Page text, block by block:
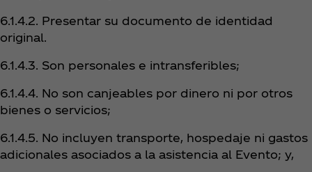
6.1.4.2. Presentar su documento de identidad
original.
6.1.4.3. Son personales e intransferibles;
6.1.4.4. No son canjeables por dinero ni por otros
bienes o servicios;
6.1.4.5. No incluyen transporte, hospedaje ni gastos
adicionales asociados a la asistencia al Evento; y,